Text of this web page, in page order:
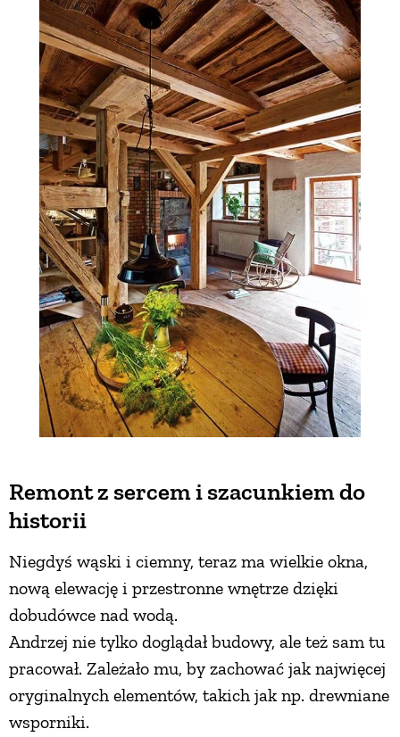
Remont z sercem i szacunkiem do
historii
Niegdyś wąski i ciemny, teraz ma wielkie okna,
nową elewację i przestronne wnętrze dzięki
dobudówce nad wodą.
Andrzej nie tylko doglądał budowy, ale też sam tu
pracował. Zależało mu, by zachować jak najwięcej
oryginalnych elementów, takich jak np. drewniane
wsporniki.